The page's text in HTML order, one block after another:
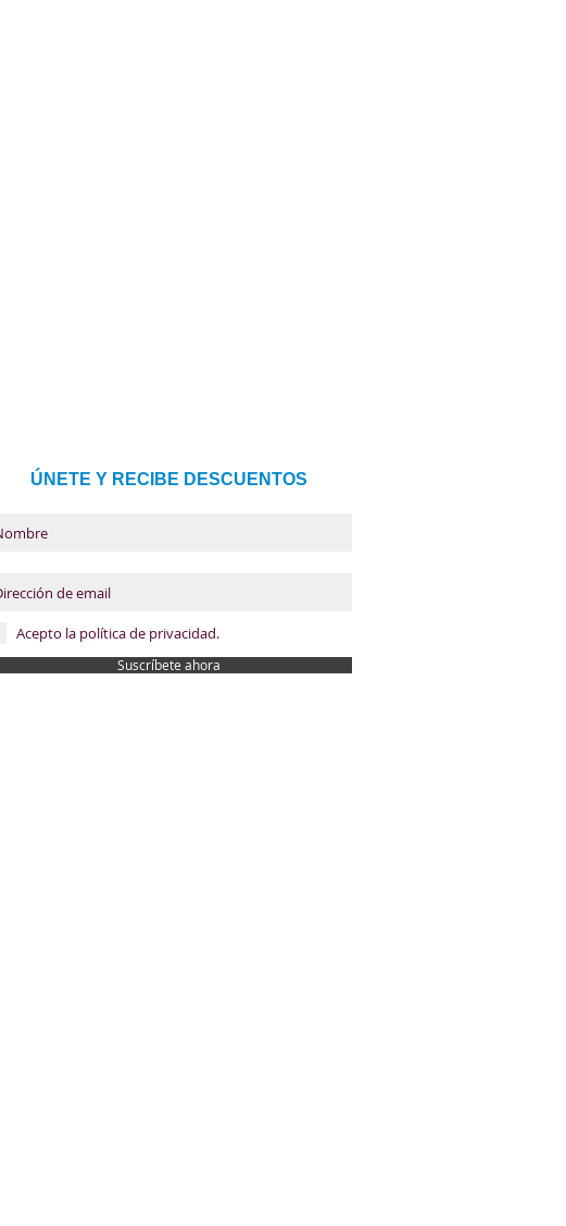
ÚNETE Y RECIBE DESCUENTOS
Acepto la política de privacidad.
Suscríbete ahora